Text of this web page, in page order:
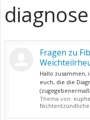
Fragen zu
Hallo zusammen,
euch, die die
Thema von: